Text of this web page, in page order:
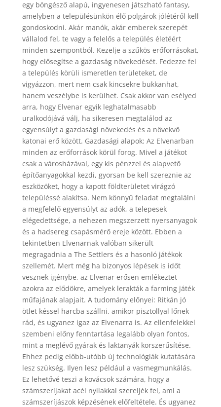
egy böngésző alapú, ingyenesen játszható fantasy,
amelyben a településünkön élő polgárok jólétéről kell
gondoskodni. Akár manók, akár emberek szerepét
vállalod fel, te vagy a felelős a település életéért
minden szempontból. Kezelje a szűkös erőforrásokat,
hogy elősegítse a gazdaság növekedését. Fedezze fel
a település körüli ismeretlen területeket, de
vigyázzon, mert nem csak kincsekre bukkanhat,
hanem veszélybe is kerülhet. Csak akkor van esélyed
arra, hogy Elvenar egyik leghatalmasabb
uralkodójává válj, ha sikeresen megtalálod az
egyensúlyt a gazdasági növekedés és a növekvő
katonai erő között. Gazdasági alapok: Az Elvenarban
minden az erőforrások körül forog. Mivel a játékot
csak a városházával, egy kis pénzzel és alapvető
építőanyagokkal kezdi, gyorsan be kell szereznie az
eszközöket, hogy a kapott földterületet virágzó
településsé alakítsa. Nem könnyű feladat megtalálni
a megfelelő egyensúlyt az adók, a telepesek
elégedettsége, a nehezen megszerzett nyersanyagok
és a hadsereg csapásmérő ereje között. Ebben a
tekintetben Elvenarnak valóban sikerült
megragadnia a The Settlers és a hasonló játékok
szellemét. Mert még ha bizonyos lépések is időt
vesznek igénybe, az Elvenar erősen emlékeztet
azokra az elődökre, amelyek lerakták a farming játék
műfajának alapjait. A tudomány előnyei: Ritkán jó
ötlet késsel harcba szállni, amikor pisztollyal lőnek
rád, és ugyanez igaz az Elvenarra is. Az ellenfelekkel
szembeni előny fenntartása legalább olyan fontos,
mint a meglévő gyárak és laktanyák korszerűsítése.
Ehhez pedig előbb-utóbb új technológiák kutatására
lesz szükség. Ilyen lesz például a vasmegmunkálás.
Ez lehetővé teszi a kovácsok számára, hogy a
számszeríjakat acél nyilakkal szereljék fel, ami a
számszeríjászok képzésének előfeltétele. És ugyanez